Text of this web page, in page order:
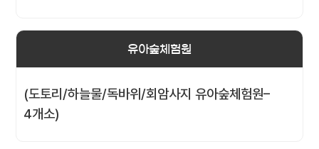
유아숲체험원
(도토리/하늘물/독바위/회암사지 유아숲체험원–
4개소)